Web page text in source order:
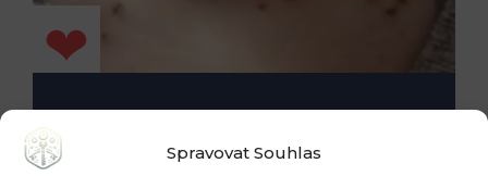
Spravovat Souhlas
NECK OR ARMPIT? IT'S THE